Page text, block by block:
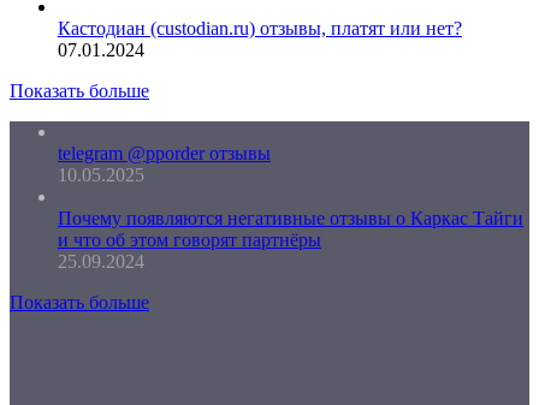
Кастодиан (custodian.ru) отзывы, платят или нет?
07.01.2024
Показать больше
telegram @pporder отзывы
10.05.2025
Почему появляются негативные отзывы о Каркас Тайги
и что об этом говорят партнёры
25.09.2024
Показать больше